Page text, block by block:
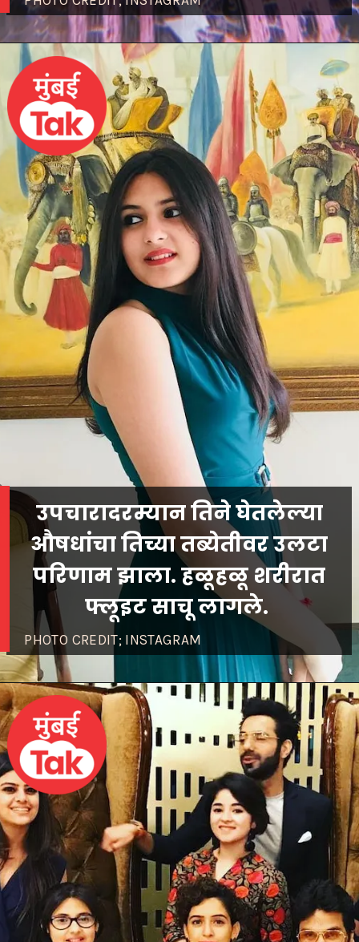
PHOTO CREDIT; INSTAGRAM
उपचारादरम्यान तिने घेतलेल्या
औषधांचा तिच्या तब्येतीवर उलटा
परिणाम झाला. हळूहळू शरीरात
फ्लूइट साचू लागले.